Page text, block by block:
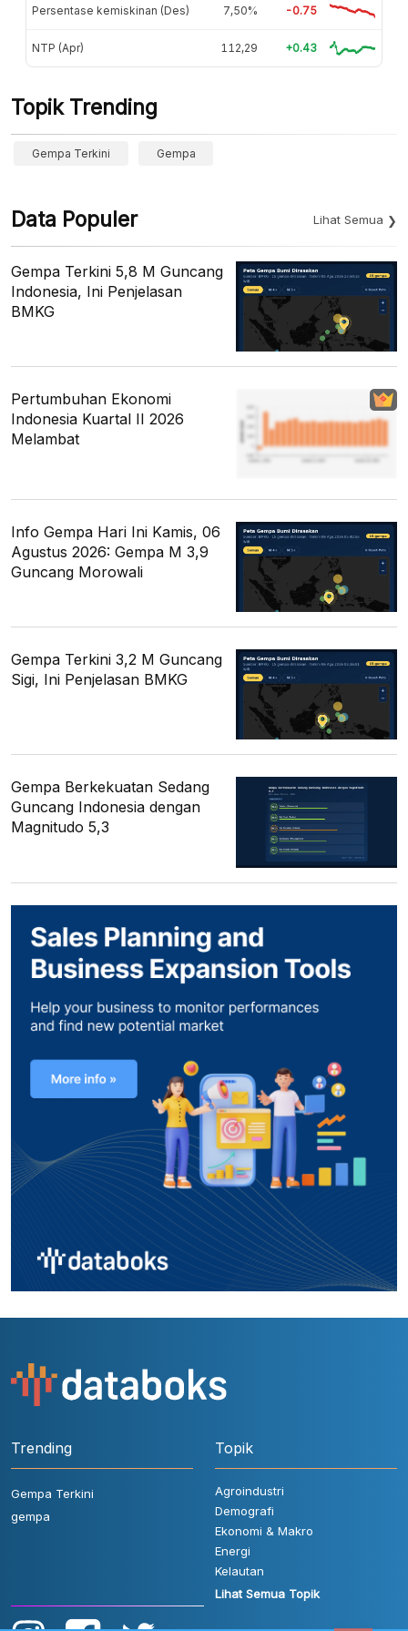
Persentase kemiskinan (Des) 7,50% -0.75
NTP (Apr) 112,29 +0.43
Topik Trending
Gempa Terkini Gempa
Data Populer Lihat Semua
Gempa Terkini 5,8 M Guncang
Indonesia, Ini Penjelasan
BMKG
Pertumbuhan Ekonomi
Indonesia Kuartal II 2026
Melambat
Info Gempa Hari Ini Kamis, 06
Agustus 2026: Gempa M 3,9
Guncang Morowali
Gempa Terkini 3,2 M Guncang
Sigi, Ini Penjelasan BMKG
Gempa Berkekuatan Sedang
Guncang Indonesia dengan
Magnitudo 5,3
Trending
Gempa Terkini
gempa
Topik
Agroindustri
Demografi
Ekonomi & Makro
Energi
Kelautan
Lihat Semua Topik